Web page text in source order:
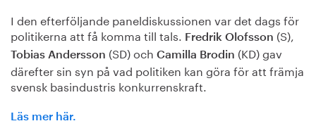
I den efterföljande paneldiskussionen var det dags för
politikerna att få komma till tals. Fredrik Olofsson (S),
Tobias Andersson (SD) och Camilla Brodin (KD) gav
därefter sin syn på vad politiken kan göra för att främja
svensk basindustris konkurrenskraft.
Läs mer här.